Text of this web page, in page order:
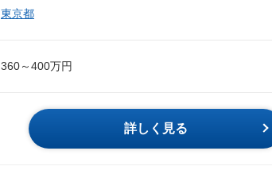
東京都
360～400万円
詳しく見る